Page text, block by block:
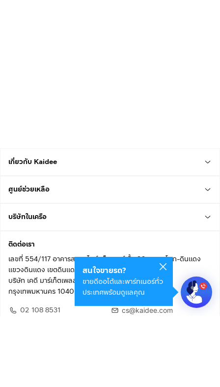
เกี่ยวกับ Kaidee
ศูนย์ช่วยเหลือ
บริษัทในเครือ
ติดต่อเรา
เลขที่ 554/117 อาคารสกายไนน์ เซ็นเตอร์ ชั้น 22 ถนนอโศก-ดินแดง
แขวงดินแดง เขตดินแดง
บริษัท เคดี มาร์เก็ตเพลส จำกัด (สำนักงานใหญ่)
กรุงเทพมหานคร 10400
02 108 8531
cs@kaidee.com
สนใจขายรถ?
ขายดีออโต้และพาร์ทเนอร์ทั่ว
ประเทศพร้อมดูแลคุณ